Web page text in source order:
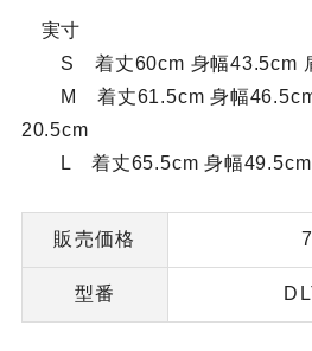
実寸
S 着丈60cm 身幅43.5cm
M 着丈61.5cm 身幅46.5cm
20.5cm
L 着丈65.5cm 身幅49.5cm
販売価格
型番